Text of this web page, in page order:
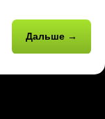
Дальше →